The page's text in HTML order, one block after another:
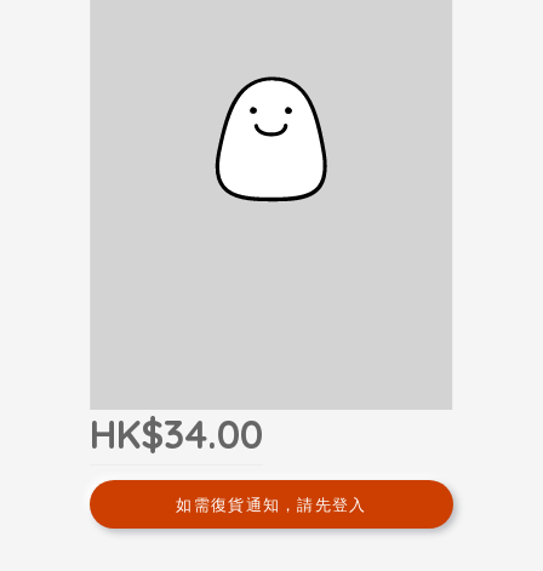
HK$34.00
如需復貨通知，請先登入